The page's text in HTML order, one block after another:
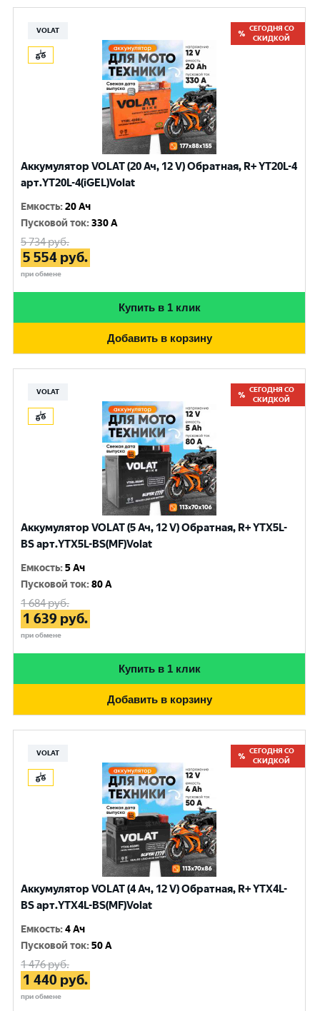
VOLAT
СЕГОДНЯ СО
СКИДКОЙ
Аккумулятор VOLAT (20 Ач, 12 V) Обратная, R+ YT20L-4
арт.YT20L-4(iGEL)Volat
Емкость:20 Ач
Пусковой ток:330 A
5 734руб.
5 554 руб.
при обмене
Купить в 1 клик
Добавить в корзину
VOLAT
СЕГОДНЯ СО
СКИДКОЙ
Аккумулятор VOLAT (5 Ач, 12 V) Обратная, R+ YTX5L-
BS арт.YTX5L-BS(MF)Volat
Емкость:5 Ач
Пусковой ток:80 A
1 684руб.
1 639 руб.
при обмене
Купить в 1 клик
Добавить в корзину
VOLAT
СЕГОДНЯ СО
СКИДКОЙ
Аккумулятор VOLAT (4 Ач, 12 V) Обратная, R+ YTX4L-
BS арт.YTX4L-BS(MF)Volat
Емкость:4 Ач
Пусковой ток:50 A
1 476руб.
1 440 руб.
при обмене